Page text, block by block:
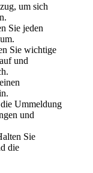
um sich
Sie jeden
Sie wichtige
und
Ummeldung
und
Sie
die